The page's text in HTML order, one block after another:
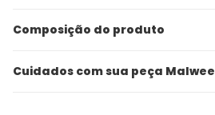
Composição do produto
Cuidados com sua peça Malwee